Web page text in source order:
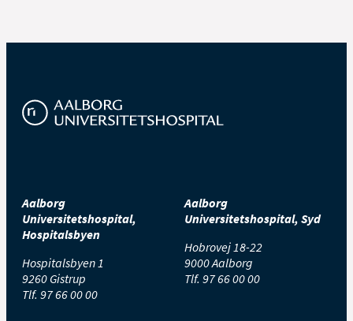
Aalborg
Universitetshospital,
Hospitalsbyen
Hospitalsbyen 1
9260 Gistrup
Tlf. 97 66 00 00
Aalborg
Universitetshospital, Syd
Hobrovej 18-22
9000 Aalborg
Tlf. 97 66 00 00